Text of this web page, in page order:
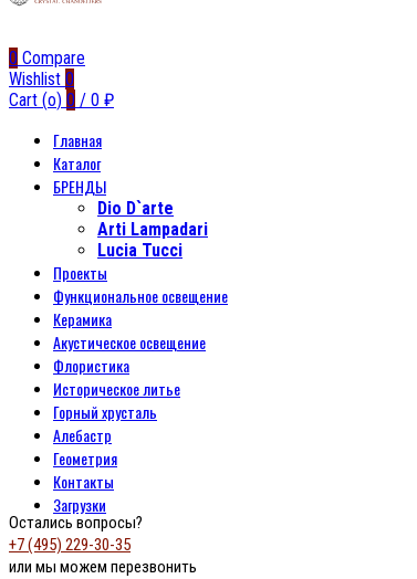
0 Compare
Wishlist 0
Cart (o) 0 / 0 ₽
Главная
Каталог
БРЕНДЫ
Dio D`arte
Arti Lampadari
Lucia Tucci
Проекты
Функциональное освещение
Керамика
Акустическое освещение
Флористика
Историческое литье
Горный хрусталь
Алебастр
Геометрия
Контакты
Загрузки
Остались вопросы?
+7 (495) 229-30-35
или мы можем перезвонить